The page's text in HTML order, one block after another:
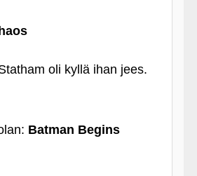
oli kyllä ihan jees.
Batman Begins